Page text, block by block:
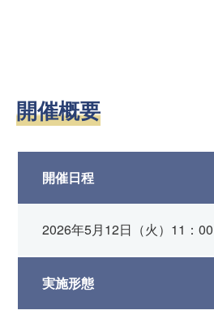
開催概要
開催日程
2026年5月12日（火）11：
実施形態